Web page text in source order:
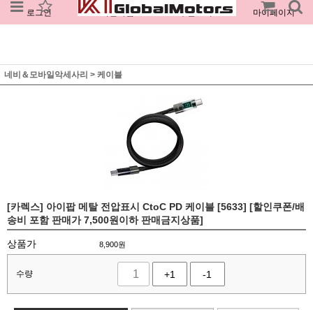
로그인 회원가입 주문조회 마이페이지
네비＆모바일악세사리 > 케이블
[카렉스] 아이팝 메탈 전압표시 CtoC PD 케이블 [5633] [할인쿠폰/배
송비 포함 판매가 7,500원이하 판매금지상품]
상품가 8,900원
수량 +1 -1